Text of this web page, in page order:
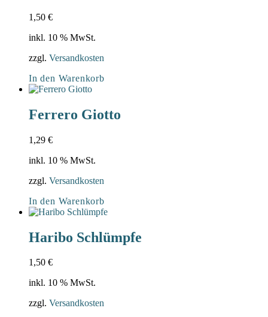
1,50 €
inkl. 10 % MwSt.
zzgl. Versandkosten
In den Warenkorb
Ferrero Giotto
1,29 €
inkl. 10 % MwSt.
zzgl. Versandkosten
In den Warenkorb
Haribo Schlümpfe
1,50 €
inkl. 10 % MwSt.
zzgl. Versandkosten